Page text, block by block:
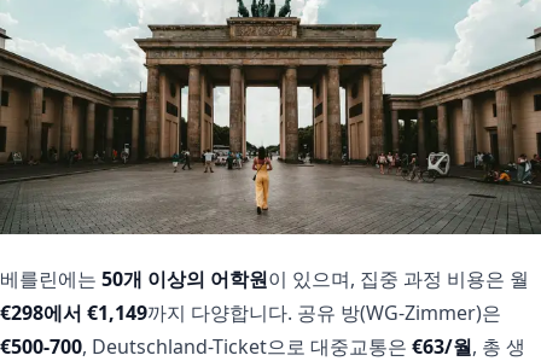
베를린에는 50개 이상의 어학원이 있으며, 집중 과정 비용은 월
€298에서 €1,149까지 다양합니다. 공유 방(WG-Zimmer)은
€500-700, Deutschland-Ticket으로 대중교통은 €63/월, 총 생